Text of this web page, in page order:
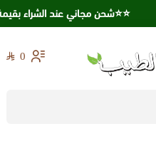
⭐️⭐️شحن مجاني عند الشراء بقيمة 250 ريال ⭐️⭐️
0